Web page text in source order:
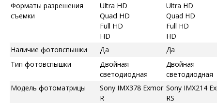
Форматы разрешения
съемки
Ultra HD
Quad HD
Full HD
HD
Ultra HD
Quad HD
Full HD
HD
Наличие фотовспышки
Да
Да
Тип фотовспышки
Двойная
светодиодная
Двойная
светодиодная
Модель фотоматрицы
Sony IMX378 Exmor
R
Sony IMX214
RS